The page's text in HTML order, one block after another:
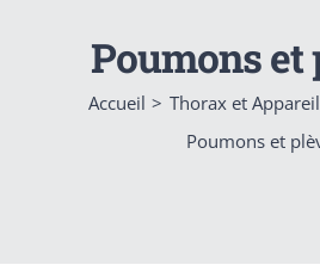
Poumons et
Accueil
Thorax et
Poumons et